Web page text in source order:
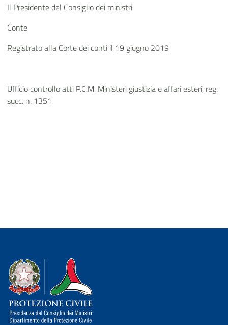
Il Presidente del Consiglio dei ministri
Conte
Registrato alla Corte dei conti il 19 giugno 2019
Ufficio controllo atti P.C.M. Ministeri giustizia e affari esteri, reg.
succ. n. 1351
Dipartimento della Protezione Civile